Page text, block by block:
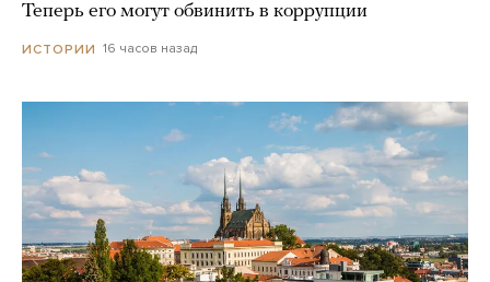
Теперь его могут обвинить в коррупции
ИСТОРИИ 16 часов назад